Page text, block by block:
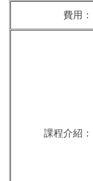
費用：
課程介紹：